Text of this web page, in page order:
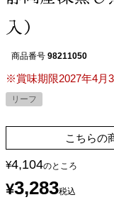
入）
商品番号 98211050
※賞味期限2027年4月
リーフ
こちらの
¥4,104のところ
¥3,283税込